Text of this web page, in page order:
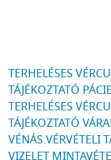
DOCUMENT
TERHELÉSES
TÁJÉKOZTATÓ
DOCUMENT
TERHELÉSES
TÁJÉKOZTATÓ
DOCUMENT
VÉNÁS VÉRVÉTELI
VIZELET